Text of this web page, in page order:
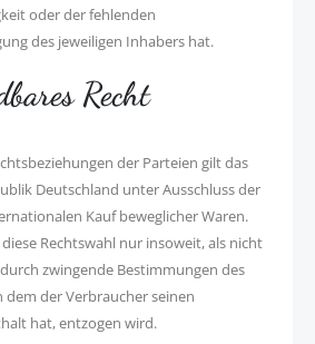
oder der fehlenden
des jeweiligen Inhabers hat.
Recht
der Parteien gilt das
Deutschland unter Ausschluss der
Kauf beweglicher Waren.
Rechtswahl nur insoweit, als nicht
zwingende Bestimmungen des
dem der Verbraucher seinen
hat, entzogen wird.